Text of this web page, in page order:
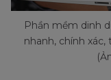
Phần mềm dinh
nhanh, chính